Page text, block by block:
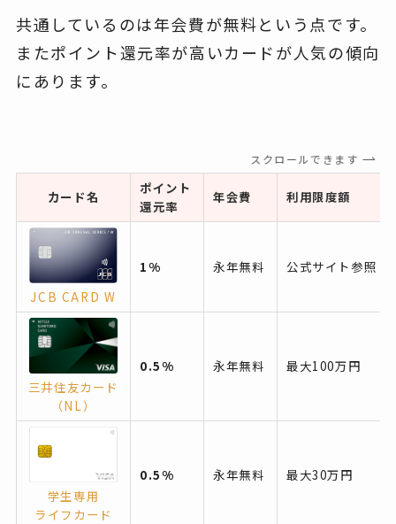
共通しているのは年会費が無料という点です。
またポイント還元率が高いカードが人気の傾向
にあります。
スクロールできます
カード名
ポイント
還元率
年会費 利用限度額
JCB CARD W
1% 永年無料 公式サイト参照
三井住友カード
（NL）
0.5% 永年無料 最大100万円
学生専用
ライフカード
0.5% 永年無料 最大30万円